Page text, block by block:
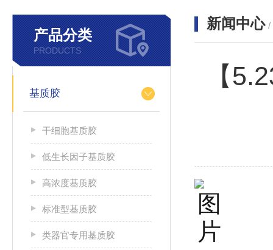
产品分类
PRODUCTS
基质胶
干细胞基质胶
低生长因子基质胶
高浓度基质胶
标准型基质胶
类器官专用基质胶
新闻中心 /
【